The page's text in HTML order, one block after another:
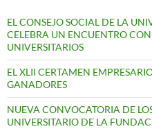
EL CONSEJO SOCIAL DE LA
CELEBRA UN ENCUENTRO
UNIVERSITARIOS
EL XLII CERTAMEN
GANADORES
NUEVA CONVOCATORIA DE
UNIVERSITARIO DE LA